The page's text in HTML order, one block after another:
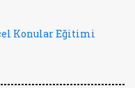
Konular Eğitimi